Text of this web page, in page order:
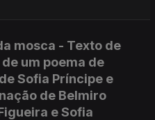
mosca - Texto de
um poema de
Sofia Príncipe e
de Belmiro
e Sofia